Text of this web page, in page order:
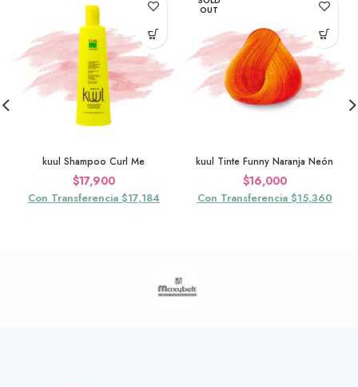
kuul Shampoo Curl Me
$17,900
Con Transferencia $17,184
OUT
kuul Tinte Funny Naranja Neón
$16,000
Con Transferencia $15,360